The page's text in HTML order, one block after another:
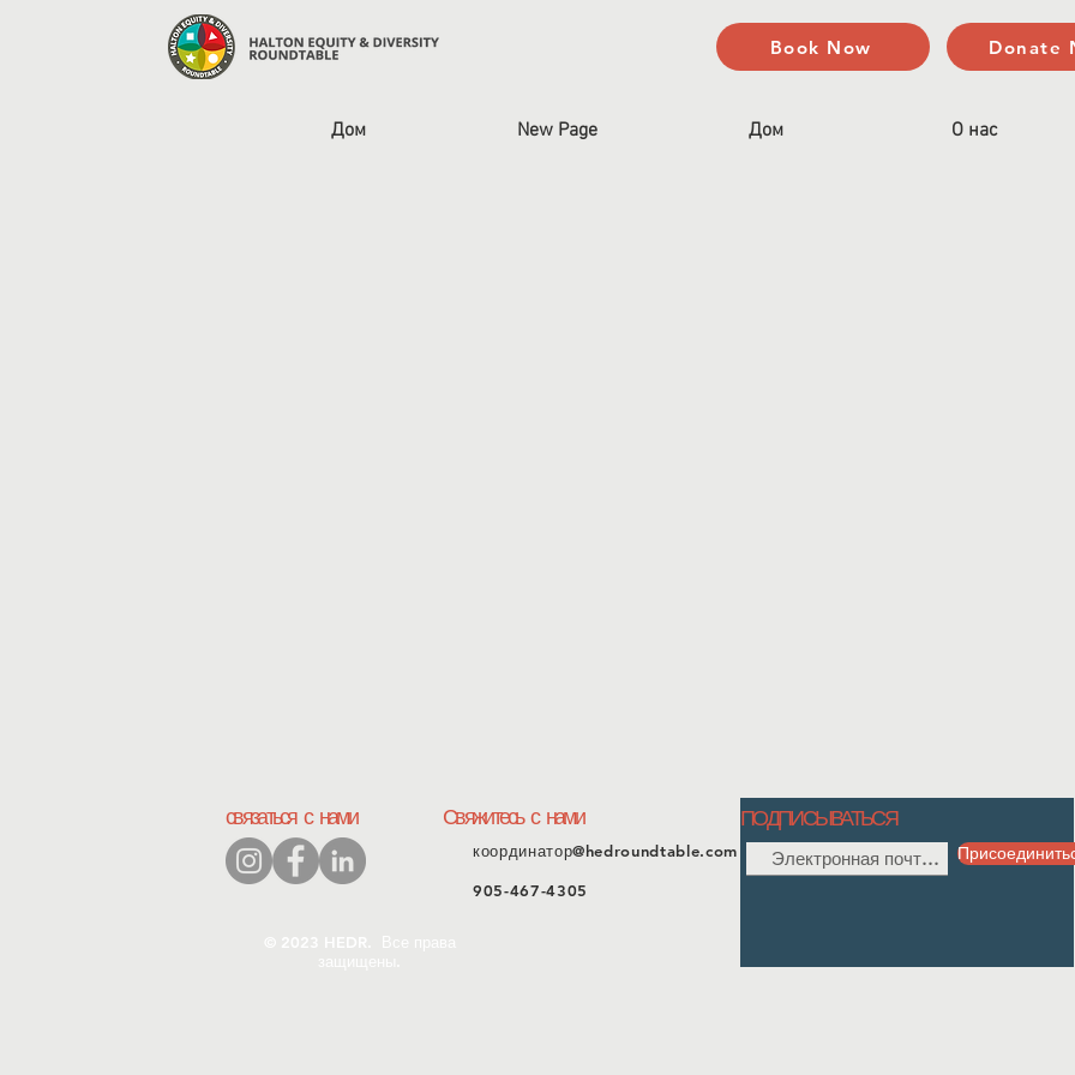
Book Now Donate
Дом New Page Дом О нас
Свяжитесь с нами
связаться с нами
координатор@hedroundtable.com
905-467-4305
ПОДПИСЫВАТЬСЯ